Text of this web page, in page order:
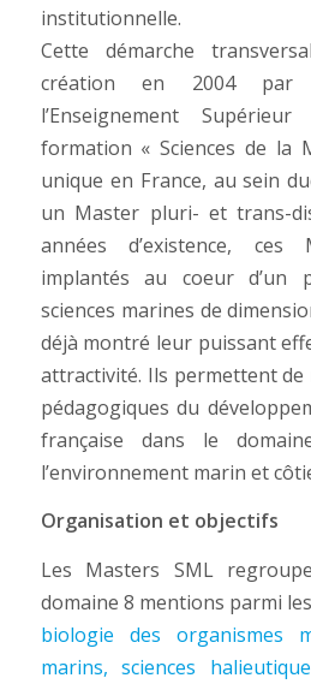
institutionnelle.
Cette démarche
création en 2004
l’Enseignement
formation « Sciences de la
unique en France, au sein
un Master pluri- et trans-
années d’existence,
implantés au coeur d’un
sciences marines de
déjà montré leur puissant
attractivité. Ils permettent
pédagogiques du
française dans le
l’environnement marin et
Organisation et objectifs
Les Masters SML
domaine 8 mentions parmi
biologie des organismes
marins, sciences